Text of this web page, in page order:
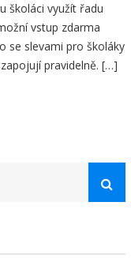
školáci využít řadu
vstup zdarma
se slevami pro školáky
pravidelně. […]